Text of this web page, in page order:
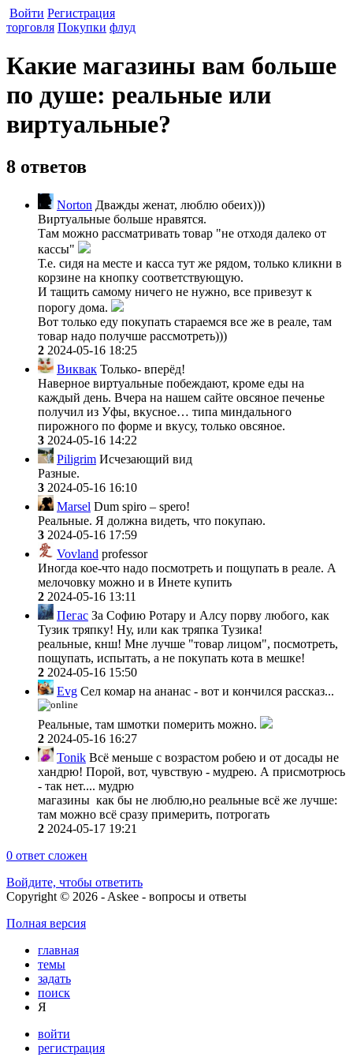
Войти Регистрация
торговля Покупки флуд
Какие магазины вам больше
по душе: реальные или
виртуальные?
8 ответов
Norton Дважды женат, люблю обеих)))
Виртуальные больше нравятся.
Там можно рассматривать товар "не отходя далеко от
кассы"
Т.е. сидя на месте и касса тут же рядом, только кликни в
корзине на кнопку соответствующую.
И тащить самому ничего не нужно, все привезут к
порогу дома.
Вот только еду покупать стараемся все же в реале, там
товар надо получше рассмотреть)))
2 2024-05-16 18:25
Виквак Только- вперёд!
Наверное виртуальные побеждают, кроме еды на
каждый день. Вчера на нашем сайте овсяное печенье
получил из Уфы, вкусное… типа миндального
пирожного по форме и вкусу, только овсяное.
3 2024-05-16 14:22
Piligrim Исчезающий вид
Разные.
3 2024-05-16 16:10
Marsel Dum spiro – spero!
Реальные. Я должна видеть, что покупаю.
3 2024-05-16 17:59
Vovland professor
Иногда кое-что надо посмотреть и пощупать в реале. А
мелочовку можно и в Инете купить
2 2024-05-16 13:11
Пегас За Софию Ротару и Алсу порву любого, как
Тузик тряпку! Ну, или как тряпка Тузика!
реальные, кнш! Мне лучше "товар лицом", посмотреть,
пощупать, испытать, а не покупать кота в мешке!
2 2024-05-16 15:50
Evg Сел комар на ананас - вот и кончился рассказ...
Реальные, там шмотки померить можно.
2 2024-05-16 16:27
Tonik Всё меньше с возрастом робею и от досады не
хандрю! Порой, вот, чувствую - мудрею. А присмотрюсь
- так нет.... мудрю
магазины как бы не люблю,но реальные всё же лучше:
там можно всё сразу примерить, потрогать
2 2024-05-17 19:21
0 ответ сложен
Войдите, чтобы ответить
Copyright © 2026 - Askee - вопросы и ответы
Полная версия
главная
темы
задать
поиск
Я
войти
регистрация